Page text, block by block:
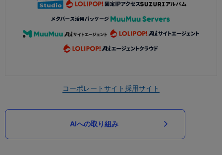
コーポレートサイト採用サイト
AIへの取り組み